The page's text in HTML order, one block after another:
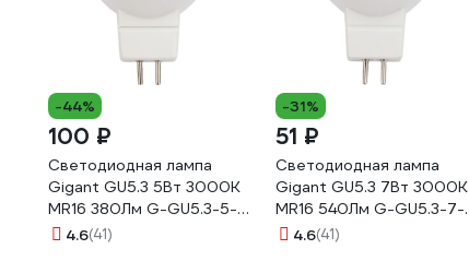
-44%
100 ₽
Светодиодная лампа
Gigant GU5.3 5Вт 3000K
MR16 380Лм G-GU5.3-5-
3000K
4.6(41)
-31%
51 ₽
Светодиодная лампа
Gigant GU5.3 7Вт 3000K
MR16 540Лм G-GU5.3-7-
3000K
4.6(41)